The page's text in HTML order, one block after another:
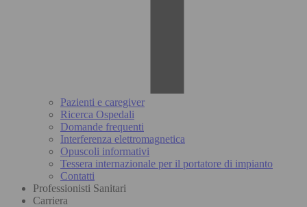
Pazienti e caregiver
Ricerca Ospedali
Domande frequenti
Interferenza elettromagnetica
Opuscoli informativi
Tessera internazionale per il portatore di impianto
Contatti
Professionisti Sanitari
Carriera